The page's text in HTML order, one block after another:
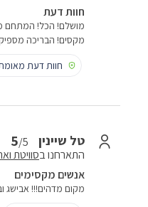
חוות דעת
מושלם! הכל! המתחם
מקסים! הבריכה
חוות דעת
טל שיינין 5/5
התארחנו בסוויטת
אנשים מקסימים
מקום מדהים!!! אבישג